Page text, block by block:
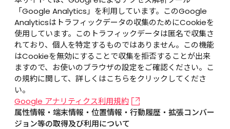
「Google Analytics」を利用しています。このGoogle
Analyticsはトラフィックデータの収集のためにCookieを
使用しています。このトラフィックデータは匿名で収集さ
れており、個人を特定するものではありません。この機能
はCookieを無効にすることで収集を拒否することが出来
ますので、お使いのブラウザの設定をご確認ください。こ
の規約に関して、詳しくはこちらをクリックしてくださ
い。
Google アナリティクス利用規約
属性情報・端末情報・位置情報・行動履歴・拡張コンバー
ジョン等の取得及び利用について